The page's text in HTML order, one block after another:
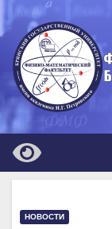
Перейти
к
содержимому
НОВОСТИ